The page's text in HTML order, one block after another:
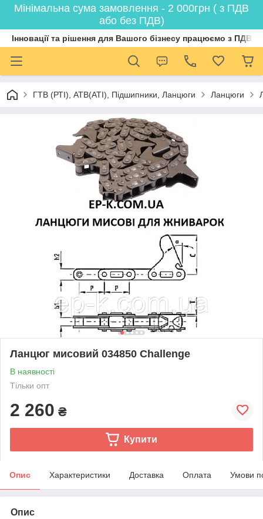
Мінімальна сума замовлення - 2 000грн ( з ПДВ
або без ПДВ)
Інновації та рішення для Вашого бізнесу працюємо з ПДВ
ГТВ (РТI), АТВ(АТI), Пiдшипники, Ланцюги Ланцюги
Ланцюг мисовий 034850 Challenge
В наявності
Тільки опт
2 260 ₴
Купити
Опис Характеристики Доставка Оплата Умови
Опис